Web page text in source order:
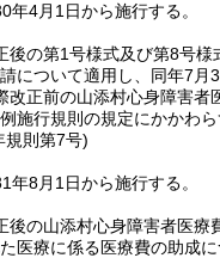
年4月1日から施行する。
後の第1号様式及び第8号
について適用し、同年7月
改正前の山添村心身障害
施行規則の規定にかかわ
規則第7号)
年8月1日から施行する。
後の山添村心身障害者医
医療に係る医療費の助成